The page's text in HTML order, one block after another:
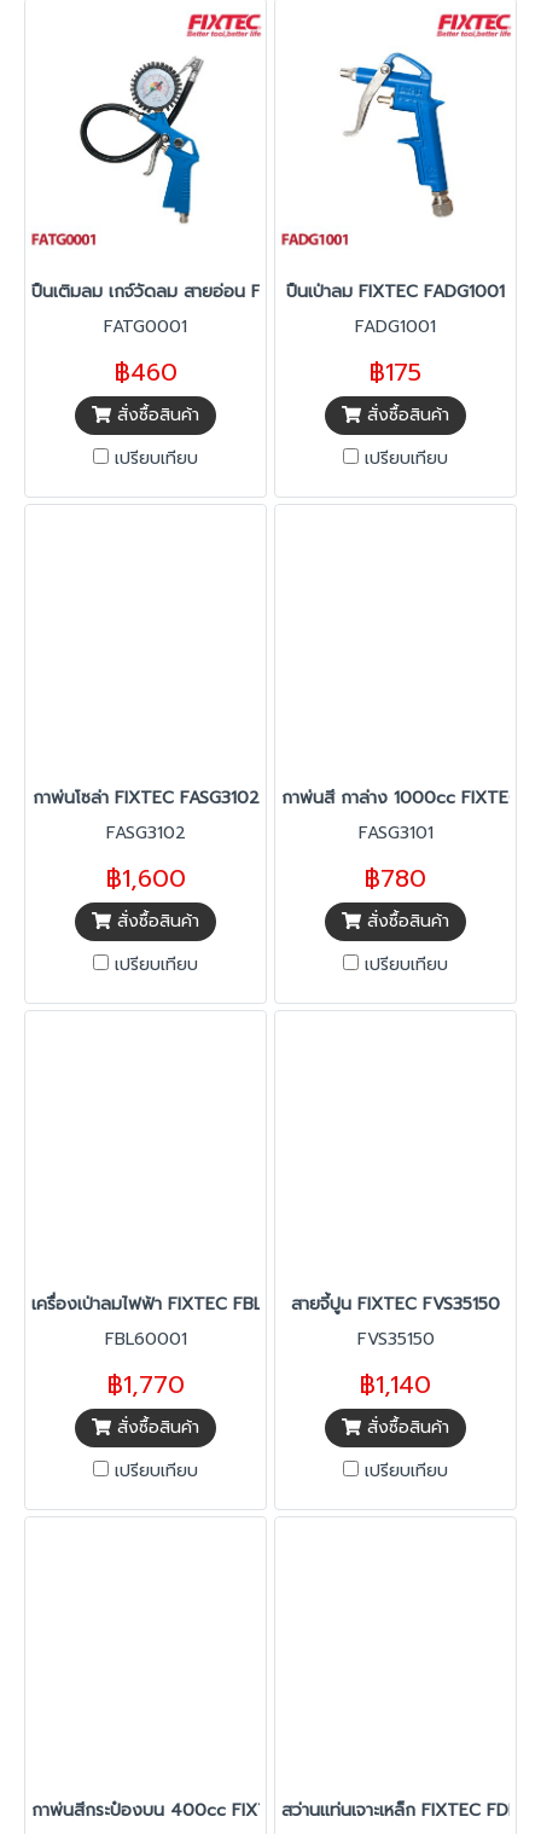
ปืนเติมลม เกจ์วัดลม สายอ่อน FIXTEC FATG0001
FATG0001
฿460
สั่งซื้อสินค้า
เปรียบเทียบ
ปืนเป่าลม FIXTEC FADG1001
FADG1001
฿175
สั่งซื้อสินค้า
เปรียบเทียบ
กาพ่นโซล่า FIXTEC FASG3102
FASG3102
฿1,600
สั่งซื้อสินค้า
เปรียบเทียบ
กาพ่นสี กาล่าง 1000cc FIXTEC
FASG3101
฿780
สั่งซื้อสินค้า
เปรียบเทียบ
เครื่องเป่าลมไฟฟ้า FIXTEC FBL60001
FBL60001
฿1,770
สั่งซื้อสินค้า
เปรียบเทียบ
สายจี้ปูน FIXTEC FVS35150
FVS35150
฿1,140
สั่งซื้อสินค้า
เปรียบเทียบ
กาพ่นสีกระป๋องบน 400cc FIXTEC FASG4075สว่านแท่นเจาะเหล็ก FIXTEC